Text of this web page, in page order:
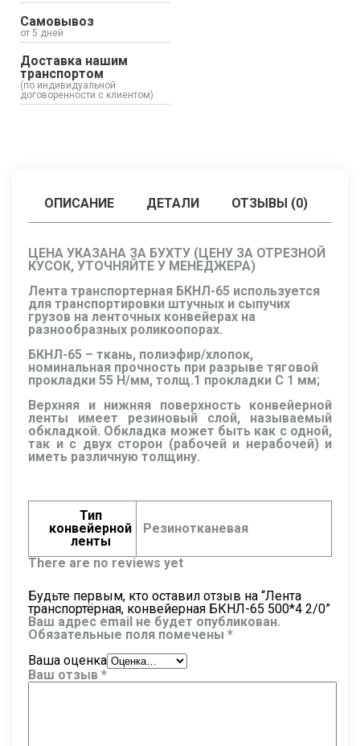
Самовывоз
от 5 дней
Доставка нашим
транспортом
(по индивидуальной
договоренности с клиентом)
ОПИСАНИЕ ДЕТАЛИ ОТЗЫВЫ (0)
ЦЕНА УКАЗАНА ЗА БУХТУ (ЦЕНУ ЗА ОТРЕЗНОЙ
КУСОК, УТОЧНЯЙТЕ У МЕНЕДЖЕРА)
Лента транспортерная БКНЛ-65 используется
для транспортировки штучных и сыпучих
грузов на ленточных конвейерах на
разнообразных роликоопорах.
БКНЛ-65 – ткань, полиэфир/хлопок,
номинальная прочность при разрыве тяговой
прокладки 55 Н/мм, толщ.1 прокладки C 1 мм;
Верхняя и нижняя поверхность конвейерной
ленты имеет резиновый слой, называемый
обкладкой. Обкладка может быть как с одной,
так и с двух сторон (рабочей и нерабочей) и
иметь различную толщину.
Тип
конвейерной
ленты
Резинотканевая
There are no reviews yet
Будьте первым, кто оставил отзыв на “Лента
транспортёрная, конвейерная БКНЛ-65 500*4 2/0”
Ваш адрес email не будет опубликован.
Обязательные поля помечены *
Ваша оценка
Ваш отзыв *